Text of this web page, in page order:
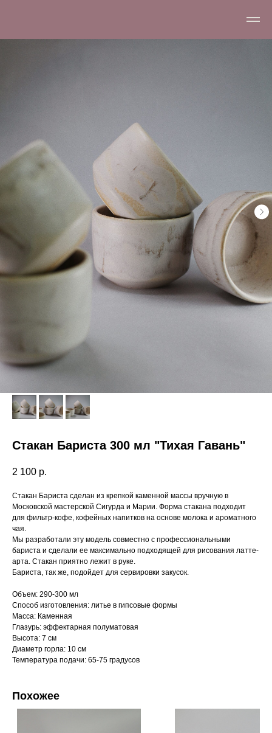
Стакан Бариста 300 мл "Тихая Гавань"
2 100 р.
Стакан Бариста сделан из крепкой каменной массы вручную в
Московской мастерской Сигурда и Марии. Форма стакана подходит
для фильтр-кофе, кофейных напитков на основе молока и ароматного
чая.
Мы разработали эту модель совместно с профессиональными
бариста и сделали ее максимально подходящей для рисования латте-
арта. Стакан приятно лежит в руке.
Бариста, так же, подойдет для сервировки закусок.
Объем: 290-300 мл
Способ изготовления: литье в гипсовые формы
Масса: Каменная
Глазурь: эффектарная полуматовая
Высота: 7 см
Диаметр горла: 10 см
Температура подачи: 65-75 градусов
Похожее